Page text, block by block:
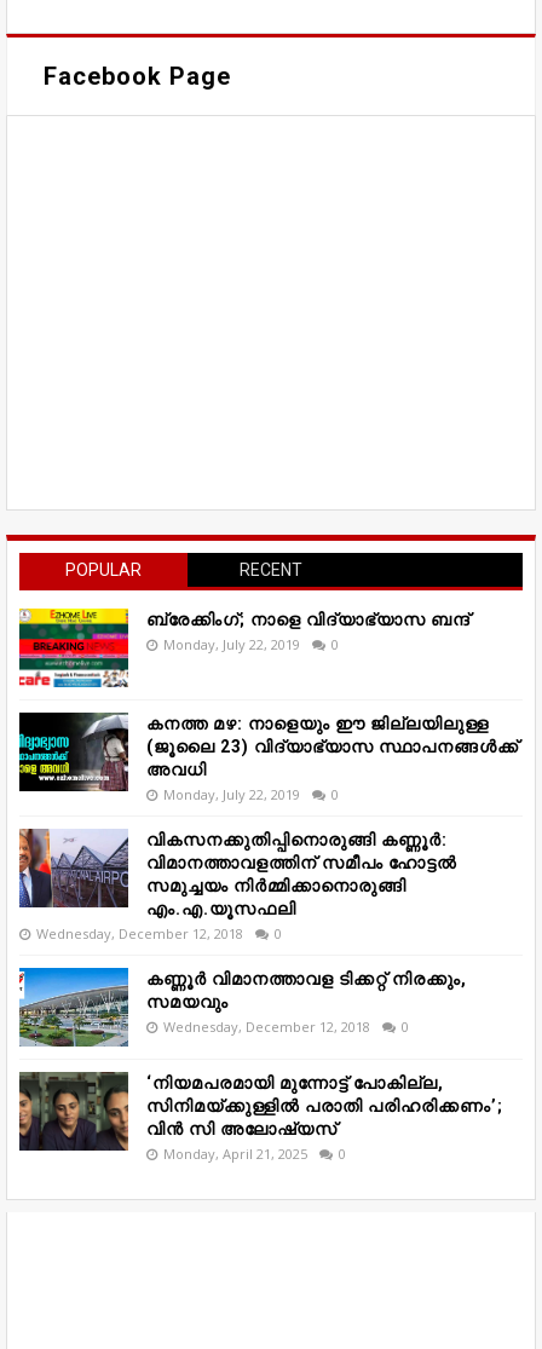
Facebook Page
POPULAR RECENT
ബ്രേക്കിംഗ്; നാളെ വിദ്യാഭ്യാസ ബന്ദ്
Monday, July 22, 2019 0
കനത്ത മഴ: നാളെയും ഈ ജില്ലയിലുള്ള
(ജൂലൈ 23) വിദ്യാഭ്യാസ സ്ഥാപനങ്ങൾക്ക്
അവധി
Monday, July 22, 2019 0
വികസനക്കുതിപ്പിനൊരുങ്ങി കണ്ണൂർ:
വിമാനത്താവളത്തിന് സമീപം ഹോട്ടൽ
സമുച്ചയം നിർമ്മിക്കാനൊരുങ്ങി
എം.എ.യൂസഫലി
Wednesday, December 12, 2018 0
കണ്ണൂർ വിമാനത്താവള ടിക്കറ്റ് നിരക്കും,
സമയവും
Wednesday, December 12, 2018 0
‘നിയമപരമായി മുന്നോട്ട് പോകില്ല,
സിനിമയ്ക്കുള്ളിൽ പരാതി പരിഹരിക്കണം’;
വിൻ സി അലോഷ്യസ്
Monday, April 21, 2025 0